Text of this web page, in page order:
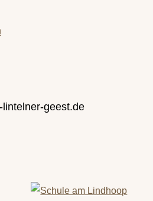
geest.de